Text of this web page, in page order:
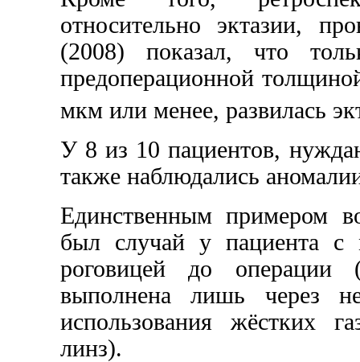
относительно эктазии,
(2008) показал, что
предоперационной
мкм или менее, развилась
У 8 из 10 пациентов,
также наблюдались
Единственным примером
был случай у пациента
роговицей до операции
выполнена лишь через
использования жёстких
линз).